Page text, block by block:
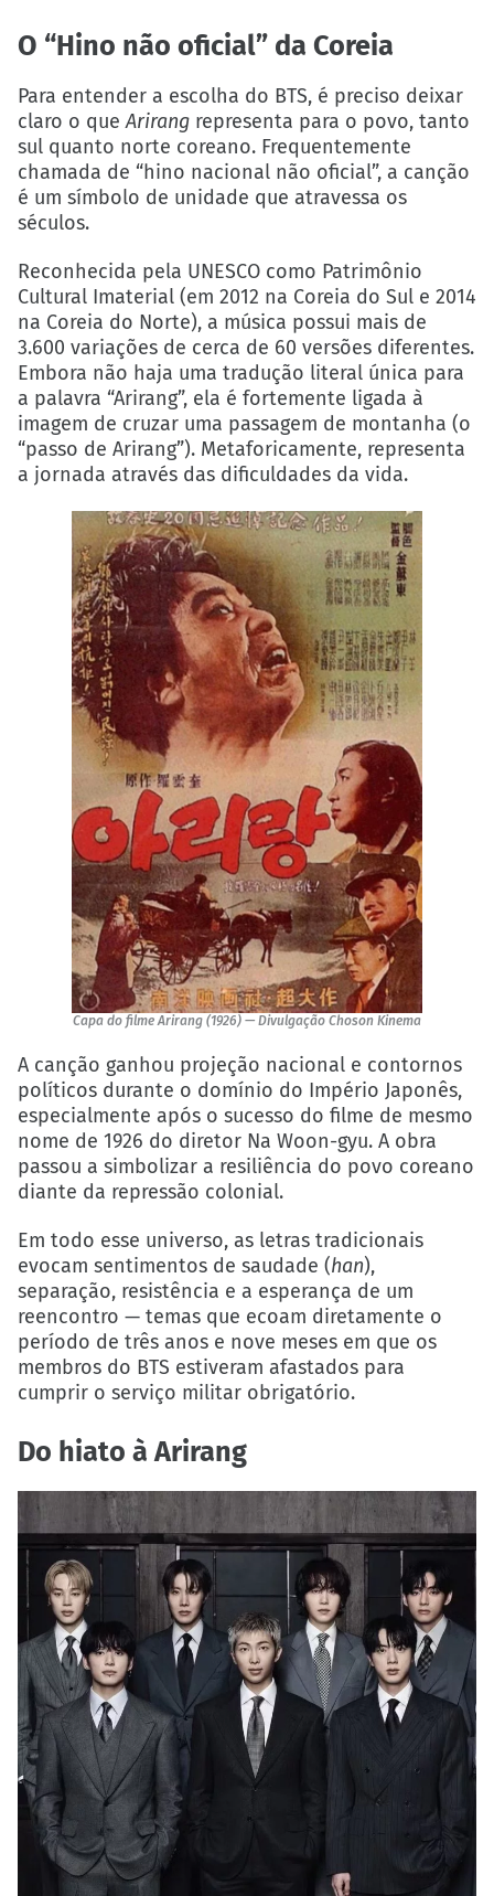
O “Hino não oficial” da Coreia
Para entender a escolha do BTS, é preciso deixar
claro o queArirang representa para o povo, tanto
sul quanto norte coreano. Frequentemente
chamada de “hino nacional não oficial”, a canção
é um símbolo de unidade que atravessa os
séculos.
Reconhecida pela UNESCO como Patrimônio
Cultural Imaterial (em 2012 na Coreia do Sul e 2014
na Coreia do Norte), a música possui mais de
3.600 variações de cerca de 60 versões diferentes.
Embora não haja uma tradução literal única para
a palavra “Arirang”, ela é fortemente ligada à
imagem de cruzar uma passagem de montanha (o
“passo de Arirang”). Metaforicamente, representa
a jornada através das dificuldades da vida.
Capa do filme Arirang (1926) — Divulgação Choson Kinema
A canção ganhou projeção nacional e contornos
políticos durante o domínio do Império Japonês,
especialmente após o sucesso do filme de mesmo
nome de 1926 do diretor Na Woon-gyu. A obra
passou a simbolizar a resiliência do povo coreano
diante da repressão colonial.
Em todo esse universo, as letras tradicionais
evocam sentimentos de saudade (han),
separação, resistência e a esperança de um
reencontro — temas que ecoam diretamente o
período de três anos e nove meses em que os
membros do BTS estiveram afastados para
cumprir o serviço militar obrigatório.
Do hiato à Arirang